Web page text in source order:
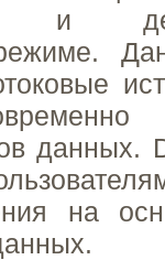
и
данных.
на